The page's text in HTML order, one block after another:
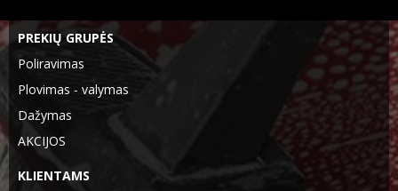
PREKIŲ GRUPĖS
Poliravimas
Plovimas - valymas
Dažymas
AKCIJOS
KLIENTAMS